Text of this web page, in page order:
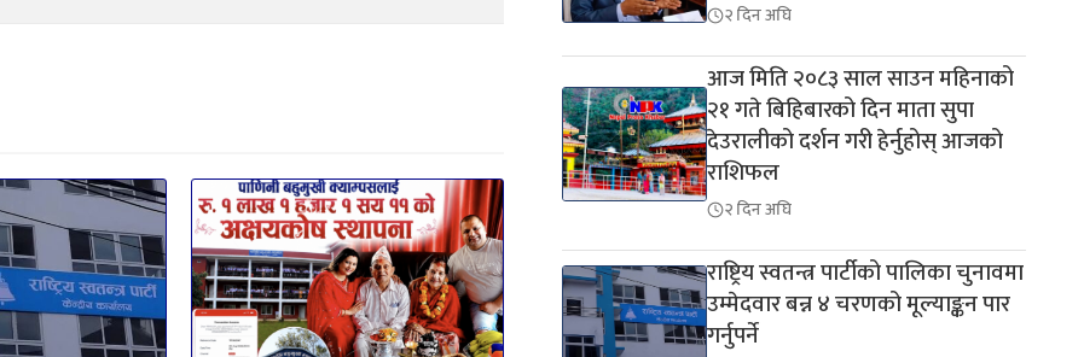
२ दिन अघि
आज मिति २०८३ साल साउन महिनाको
२१ गते बिहिबारको दिन माता सुपा
देउरालीको दर्शन गरी हेर्नुहोस् आजको
राशिफल
२ दिन अघि
राष्ट्रिय स्वतन्त्र पार्टीको पालिका चुनावमा
उम्मेदवार बन्न ४ चरणको मूल्याङ्कन पार
गर्नुपर्ने